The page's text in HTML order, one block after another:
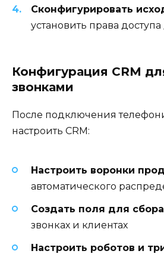
Сконфигурировать
установить права
Конфигурация CRM
звонками
После подключения
настроить CRM:
Настроить воронки
автоматического
Создать поля для
звонках и клиентах
Настроить роботов и